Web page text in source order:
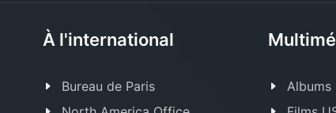
À l'international
Bureau de Paris
Albums